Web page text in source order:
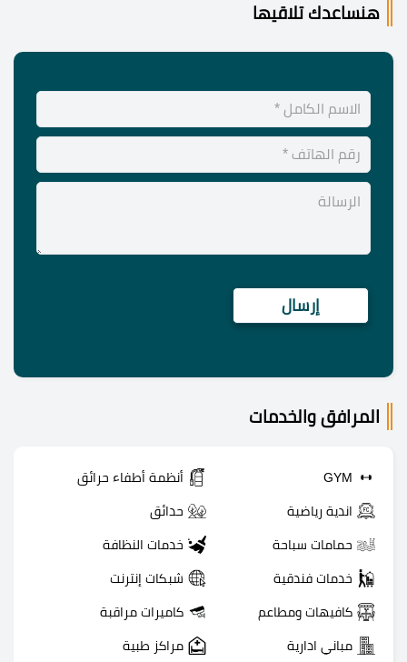
هنساعدك تلاقيها
المرافق والخدمات
GYM أنظمة أطفاء حرائق
اندية رياضية حدائق
حمامات سباحة خدمات النظافة
خدمات فندقية شبكات إنترنت
كافيهات ومطاعم كاميرات مراقبة
مباني ادارية مراكز طبية